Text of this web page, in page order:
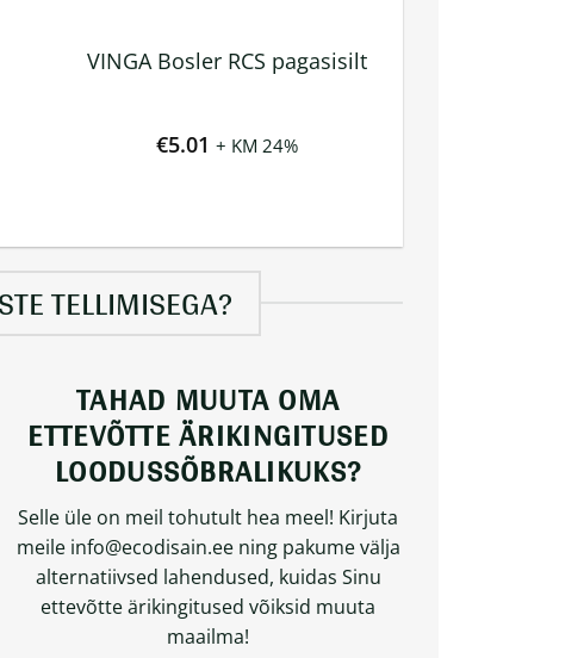
VINGA Bosler RCS pagasisilt
€5.01 + KM 24%
TELLIMISEGA?
TAHAD MUUTA OMA
ETTEVÕTTE ÄRIKINGITUSED
LOODUSSÕBRALIKUKS?
Selle üle on meil tohutult hea meel! Kirjuta
meile info@ecodisain.eening pakume välja
alternatiivsed lahendused, kuidas Sinu
ettevõtte ärikingitused võiksid muuta
maailma!